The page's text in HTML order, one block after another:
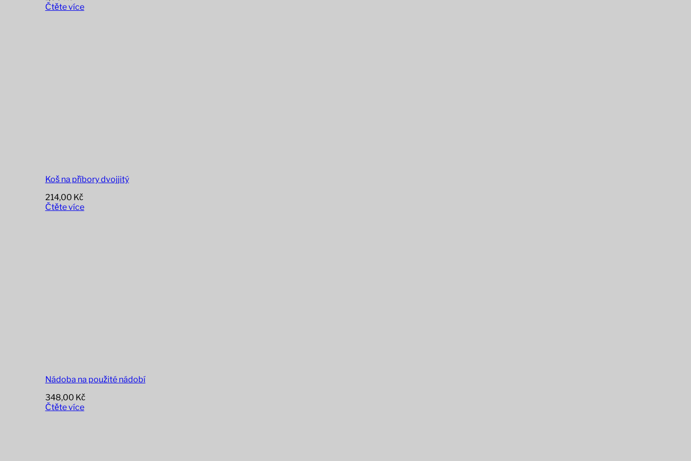
Čtěte více
Koš na příbory dvojjitý
214,00 Kč
Čtěte více
Nádoba na použité nádobí
348,00 Kč
Čtěte více